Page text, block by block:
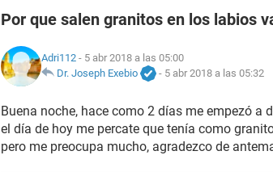
Por que salen granitos en los labios
Adri112 - 5 abr 2018 a las 05:00
Dr. Joseph Exebio
- 5 abr 2018 a las 05:32
Buena noche, hace como 2 días me empezó
el día de hoy me percate que tenía como
pero me preocupa mucho, agradezco de